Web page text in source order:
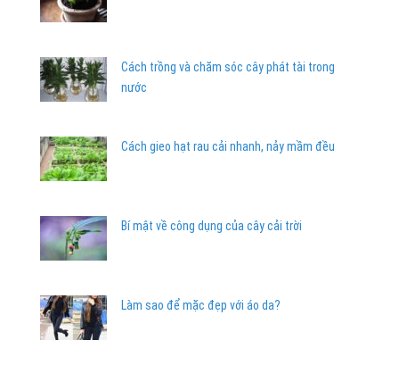
Cách trồng và chăm sóc cây phát tài trong
nước
Cách gieo hạt rau cải nhanh, nảy mầm đều
Bí mật về công dụng của cây cải trời
Làm sao để mặc đẹp với áo da?